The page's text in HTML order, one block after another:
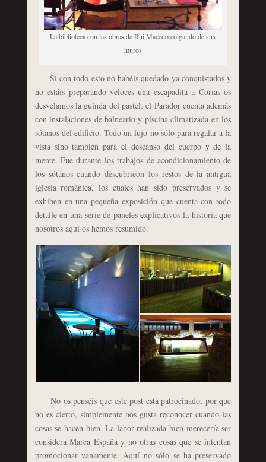
La biblioteca con las obras de Rui Macedo colgando de sus
muros
Si con todo esto no habéis quedado ya conquistados y
no estáis preparando veloces una escapadita a Corias os
desvelamos la guinda del pastel: el Parador cuenta además
con instalaciones de balneario y piscina climatizada en los
sótanos del edificio. Todo un lujo no sólo para regalar a la
vista sino también para el descanso del cuerpo y de la
mente. Fue durante los trabajos de acondicionamiento de
los sótanos cuando descubrieon los restos de la antigua
iglesia románica, los cuales han sido preservados y se
exhiben en una pequeña exposición que cuenta con todo
detalle en una serie de paneles explicativos la historia que
nosotros aquí os hemos resumido.
No os penséis que este post está patrocinado, por que
no es cierto, simplemente nos gusta reconocer cuando las
cosas se hacen bien. La labor realizada bien merecería ser
considera Marca España y no otras cosas que se intentan
promocionar vanamente. Aquí no sólo se ha preservado